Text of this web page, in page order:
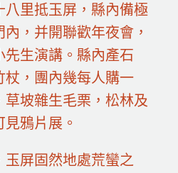
里抵玉屏，縣內備極
，并開聯歡年夜會，
先生演講。縣內產石
，團內幾每人購一
坡雜生毛栗，松林及
鴉片展。
屏固然地處荒蠻之